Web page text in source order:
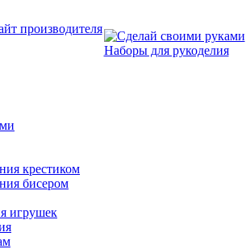
производителя
Наборы для рукоделия
крестиком
бисером
игрушек